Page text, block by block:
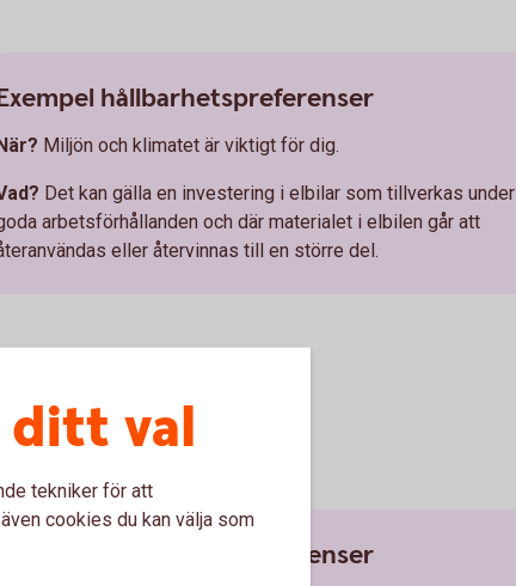
hållbarhetspreferenser
Miljön och klimatet är viktigt för dig.
Det kan gälla en investering i elbilar som tillverkas under
arbetsförhållanden och där materialet i elbilen går att
eller återvinnas till en större del.
Exempel hållbarhetspreferenser
ditt val
tekniker för att
cookies du kan välja som